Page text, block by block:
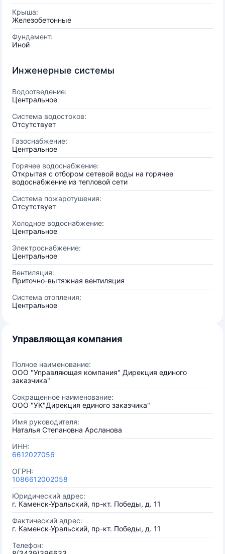
Крыша:
Железобетонные
Фундамент:
Иной
Инженерные системы
Водоотведение:
Центральное
Система водостоков:
Отсутствует
Газоснабжение:
Центральное
Горячее водоснабжение:
Открытая с отбором сетевой воды на горячее
водоснабжение из тепловой сети
Система пожаротушения:
Отсутствует
Холодное водоснабжение:
Центральное
Электроснабжение:
Центральное
Вентиляция:
Приточно-вытяжная вентиляция
Система отопления:
Центральное
Управляющая компания
Полное наименование:
ООО "Управляющая компания" Дирекция единого
заказчика"
Сокращенное наименование:
ООО "УК"Дирекция единого заказчика"
Имя руководителя:
Наталья Степановна Арсланова
ИНН:
6612027056
ОГРН:
1086612002058
Юридический адрес:
г. Каменск-Уральский, пр-кт. Победы, д. 11
Фактический адрес:
г. Каменск-Уральский, пр-кт. Победы, д. 11
Телефон: